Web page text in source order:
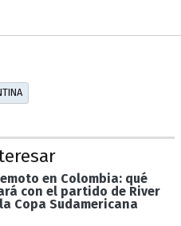
en Colombia: qué
con el partido de River
Copa Sudamericana